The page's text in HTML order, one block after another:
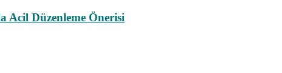
Düzenleme Önerisi